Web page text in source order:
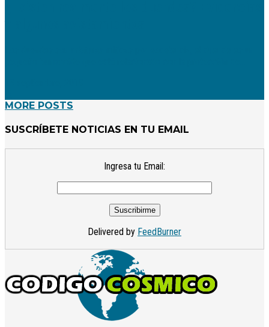
MORE POSTS
SUSCRÍBETE NOTICIAS EN TU EMAIL
Ingresa tu Email:
Delivered by FeedBurner